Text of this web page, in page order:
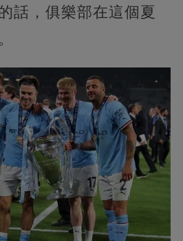
話，俱樂部在這個夏